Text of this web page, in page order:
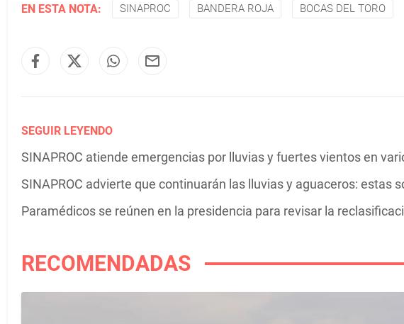
EN ESTA NOTA: SINAPROC BANDERA ROJA BOCAS DEL TORO
SEGUIR LEYENDO
SINAPROC atiende emergencias por lluvias y fuertes vientos en
SINAPROC advierte que continuarán las lluvias y aguaceros: estas
Paramédicos se reúnen en la presidencia para revisar la
RECOMENDADAS